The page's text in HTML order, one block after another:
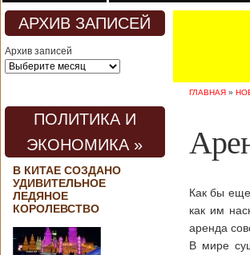
АРХИВ ЗАПИСЕЙ
Архив записей
ПОЛИТИКА И
ЭКОНОМИКА »
В КИТАЕ СОЗДАНО
УДИВИТЕЛЬНОЕ
ЛЕДЯНОЕ
КОРОЛЕВСТВО
ГЛАВНАЯ »
Как бы еще
как им
аренда
В мире